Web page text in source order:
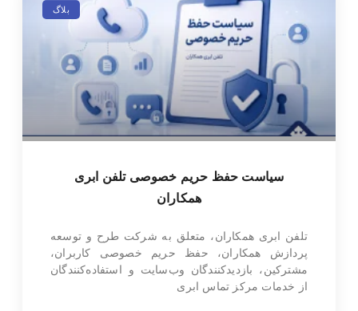
بلاگ
سیاست حفظ حریم خصوصی تلفن ابری
همکاران
تلفن ابری همکاران، متعلق به شرکت طرح و توسعه
پردازش همکاران، حفظ حریم خصوصی کاربران،
مشترکین، بازدیدکنندگان وب‌سایت و استفاده‌کنندگان
از خدمات مرکز تماس ابری